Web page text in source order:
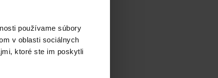
používame súbory
v oblasti sociálnych
ktoré ste im poskytli